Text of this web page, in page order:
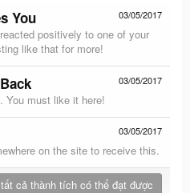
03/05/2017
You
positively to one of your
like that for more!
03/05/2017
You must like it here!
03/05/2017
on the site to receive this.
cả thành tích có thể đạt được